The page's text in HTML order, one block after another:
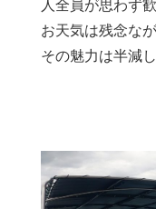
人全員が思わず
お天気は残念な
その魅力は半減